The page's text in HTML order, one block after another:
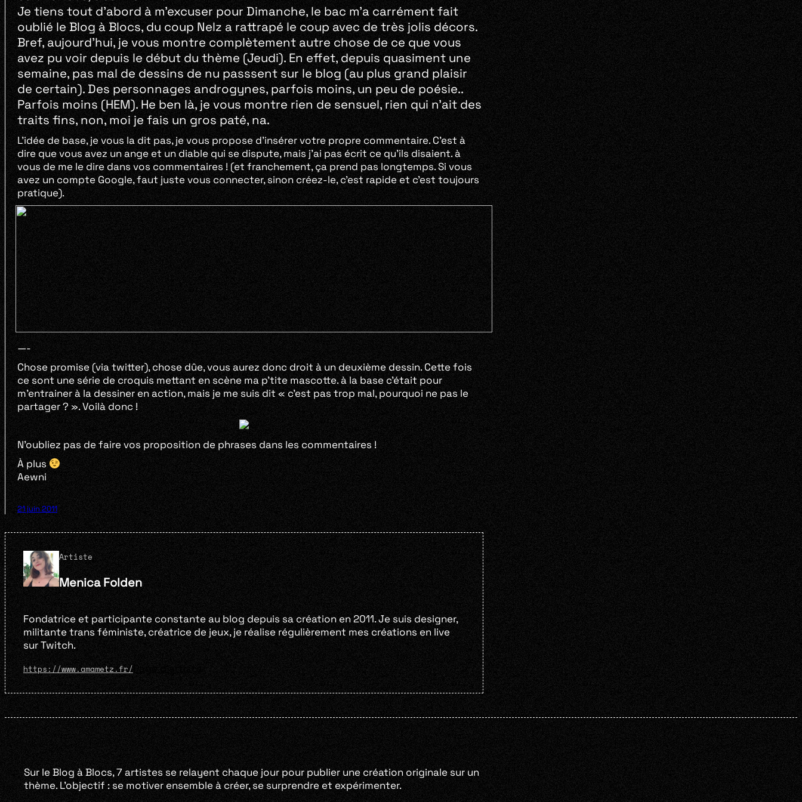
Je tiens tout d’abord à m’excuser pour Dimanche, le bac m’a carrément fait
oublié le Blog à Blocs, du coup Nelz a rattrapé le coup avec de très jolis décors.
Bref, aujourd’hui, je vous montre complètement autre chose de ce que vous
avez pu voir depuis le début du thème (Jeudi). En effet, depuis quasiment une
semaine, pas mal de dessins de nu passsent sur le blog (au plus grand plaisir
de certain). Des personnages androgynes, parfois moins, un peu de poésie..
Parfois moins (HEM). He ben là, je vous montre rien de sensuel, rien qui n’ait des
traits fins, non, moi je fais un gros paté, na.
L’idée de base, je vous la dit pas, je vous propose d’insérer votre propre commentaire. C’est à
dire que vous avez un ange et un diable qui se dispute, mais j’ai pas écrit ce qu’ils disaient. à
vous de me le dire dans vos commentaires ! (et franchement, ça prend pas longtemps. Si vous
avez un compte Google, faut juste vous connecter, sinon créez-le, c’est rapide et c’est toujours
pratique).
—-
Chose promise (via twitter), chose dûe, vous aurez donc droit à un deuxième dessin. Cette fois
ce sont une série de croquis mettant en scène ma p’tite mascotte. à la base c’était pour
m’entrainer à la dessiner en action, mais je me suis dit « c’est pas trop mal, pourquoi ne pas le
partager ? ». Voilà donc !
N’oubliez pas de faire vos proposition de phrases dans les commentaires !
À plus
Aewni
21 juin 2011
Artiste
Menica Folden
Fondatrice et participante constante au blog depuis sa création en 2011. Je suis designer,
militante trans féministe, créatrice de jeux, je réalise régulièrement mes créations en live
sur Twitch.
https://www.amametz.fr/
Sur le Blog à Blocs, 7 artistes se relayent chaque jour pour publier une création originale sur un
thème. L’objectif : se motiver ensemble à créer, se surprendre et expérimenter.